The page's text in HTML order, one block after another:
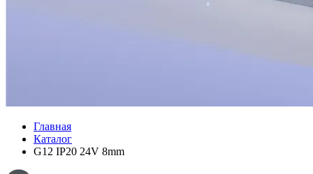
Главная
Каталог
G12 IP20 24V 8mm